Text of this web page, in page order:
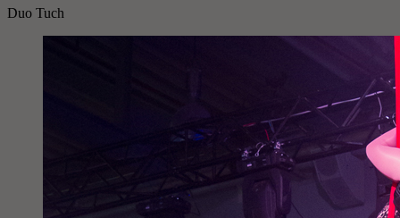
Duo Tuch